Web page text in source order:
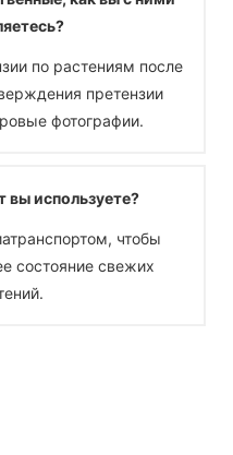
по растениям после
претензии
фотографии.
вы используете?
чтобы
состояние свежих